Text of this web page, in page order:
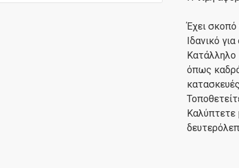
Έχει
Ιδανικό
Κατάλληλο
όπως
Καλύπτετε